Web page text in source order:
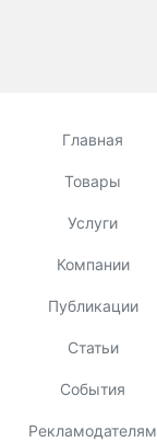
Главная
Товары
Услуги
Компании
Публикации
Статьи
События
Рекламодателям